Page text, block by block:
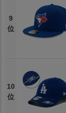
9
位
10
位